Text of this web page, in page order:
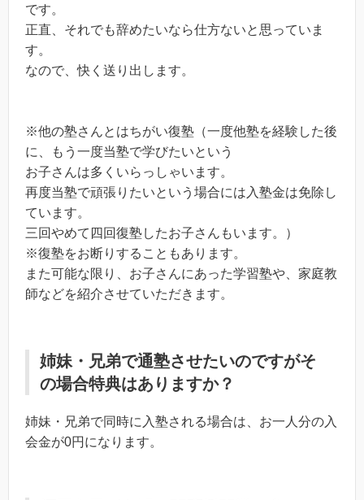
です。
正直、それでも辞めたいなら仕方ないと思っていま
す。
なので、快く送り出します。
※他の塾さんとはちがい復塾（一度他塾を経験した後
に、もう一度当塾で学びたいという
お子さんは多くいらっしゃいます。
再度当塾で頑張りたいという場合には入塾金は免除し
ています。
三回やめて四回復塾したお子さんもいます。）
※復塾をお断りすることもあります。
また可能な限り、お子さんにあった学習塾や、家庭教
師などを紹介させていただきます。
姉妹・兄弟で通塾させたいのですがそ
の場合特典はありますか？
姉妹・兄弟で同時に入塾される場合は、お一人分の入
会金が0円になります。